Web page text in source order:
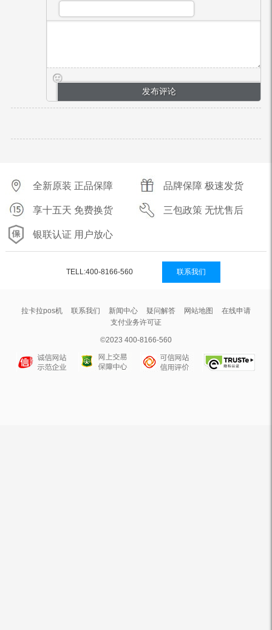
全新原装 正品保障 品牌保障 极速发货
享十五天 免费换货 三包政策 无忧售后
银联认证 用户放心
TELL:400-8166-560 联系我们
拉卡拉pos机 联系我们 新闻中心 疑问解答 网站地图
在线申请
支付业务许可证
©2023 400-8166-560